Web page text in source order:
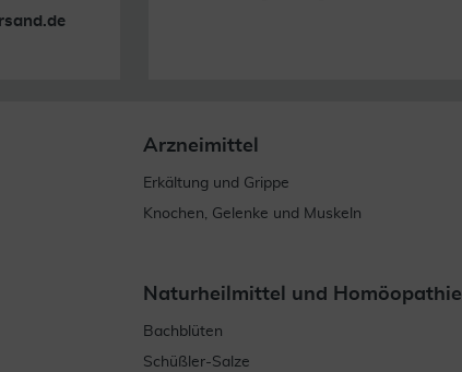
Arzneimittel
Erkältung und Grippe
Knochen, Gelenke und Muskeln
Naturheilmittel und Homöopathie
Bachblüten
Schüßler-Salze